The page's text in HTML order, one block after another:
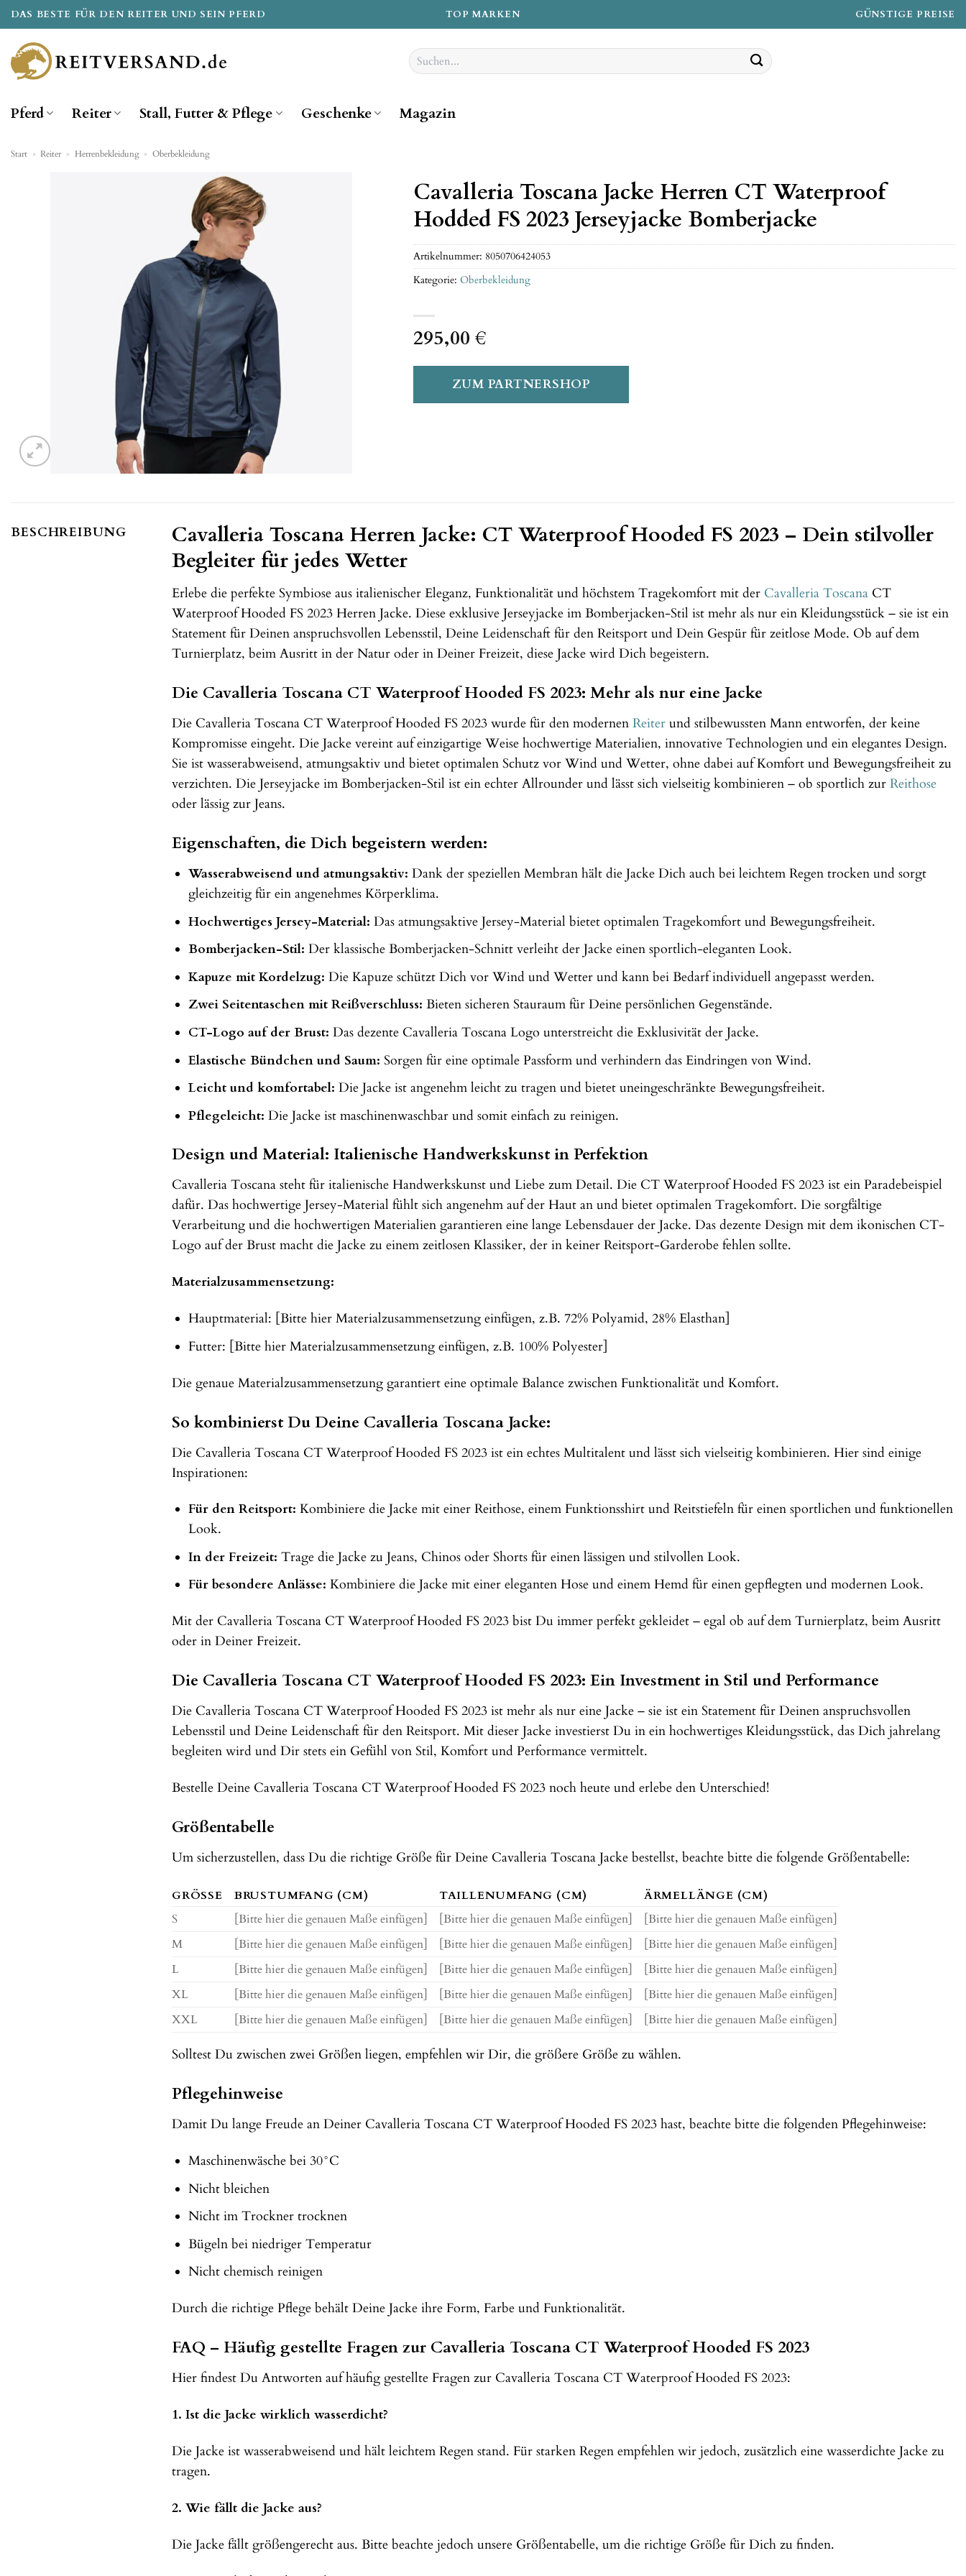
Zum
Inhalt
springen
DAS BESTE FÜR DEN REITER UND SEIN PFERD TOP MARKEN GÜNSTIGE PREISE
Suchen
nach:
Pferd Reiter Stall, Futter & Pflege Geschenke Magazin
Start » Reiter » Herrenbekleidung » Oberbekleidung
Cavalleria Toscana Jacke Herren CT Waterproof
Hodded FS 2023 Jerseyjacke Bomberjacke
295,00 €
ZUM PARTNERSHOP
Artikelnummer: 8050706424053
Kategorie: Oberbekleidung
BESCHREIBUNG
Cavalleria Toscana Herren Jacke: CT Waterproof Hooded FS 2023 – Dein stilvoller
Begleiter für jedes Wetter
Erlebe die perfekte Symbiose aus italienischer Eleganz, Funktionalität und höchstem Tragekomfort mit der Cavalleria Toscana CT
Waterproof Hooded FS 2023 Herren Jacke. Diese exklusive Jerseyjacke im Bomberjacken-Stil ist mehr als nur ein Kleidungsstück – sie ist ein
Statement für Deinen anspruchsvollen Lebensstil, Deine Leidenschaft für den Reitsport und Dein Gespür für zeitlose Mode. Ob auf dem
Turnierplatz, beim Ausritt in der Natur oder in Deiner Freizeit, diese Jacke wird Dich begeistern.
Die Cavalleria Toscana CT Waterproof Hooded FS 2023: Mehr als nur eine Jacke
Die Cavalleria Toscana CT Waterproof Hooded FS 2023 wurde für den modernen Reiter und stilbewussten Mann entworfen, der keine
Kompromisse eingeht. Die Jacke vereint auf einzigartige Weise hochwertige Materialien, innovative Technologien und ein elegantes Design.
Sie ist wasserabweisend, atmungsaktiv und bietet optimalen Schutz vor Wind und Wetter, ohne dabei auf Komfort und Bewegungsfreiheit zu
verzichten. Die Jerseyjacke im Bomberjacken-Stil ist ein echter Allrounder und lässt sich vielseitig kombinieren – ob sportlich zur Reithose
oder lässig zur Jeans.
Eigenschaften, die Dich begeistern werden:
Wasserabweisend und atmungsaktiv: Dank der speziellen Membran hält die Jacke Dich auch bei leichtem Regen trocken und sorgt
gleichzeitig für ein angenehmes Körperklima.
Hochwertiges Jersey-Material: Das atmungsaktive Jersey-Material bietet optimalen Tragekomfort und Bewegungsfreiheit.
Bomberjacken-Stil: Der klassische Bomberjacken-Schnitt verleiht der Jacke einen sportlich-eleganten Look.
Kapuze mit Kordelzug: Die Kapuze schützt Dich vor Wind und Wetter und kann bei Bedarf individuell angepasst werden.
Zwei Seitentaschen mit Reißverschluss: Bieten sicheren Stauraum für Deine persönlichen Gegenstände.
CT-Logo auf der Brust: Das dezente Cavalleria Toscana Logo unterstreicht die Exklusivität der Jacke.
Elastische Bündchen und Saum: Sorgen für eine optimale Passform und verhindern das Eindringen von Wind.
Leicht und komfortabel: Die Jacke ist angenehm leicht zu tragen und bietet uneingeschränkte Bewegungsfreiheit.
Pflegeleicht: Die Jacke ist maschinenwaschbar und somit einfach zu reinigen.
Design und Material: Italienische Handwerkskunst in Perfektion
Cavalleria Toscana steht für italienische Handwerkskunst und Liebe zum Detail. Die CT Waterproof Hooded FS 2023 ist ein Paradebeispiel
dafür. Das hochwertige Jersey-Material fühlt sich angenehm auf der Haut an und bietet optimalen Tragekomfort. Die sorgfältige
Verarbeitung und die hochwertigen Materialien garantieren eine lange Lebensdauer der Jacke. Das dezente Design mit dem ikonischen CT-
Logo auf der Brust macht die Jacke zu einem zeitlosen Klassiker, der in keiner Reitsport-Garderobe fehlen sollte.
Materialzusammensetzung:
Hauptmaterial: [Bitte hier Materialzusammensetzung einfügen, z.B. 72% Polyamid, 28% Elasthan]
Futter: [Bitte hier Materialzusammensetzung einfügen, z.B. 100% Polyester]
Die genaue Materialzusammensetzung garantiert eine optimale Balance zwischen Funktionalität und Komfort.
So kombinierst Du Deine Cavalleria Toscana Jacke:
Die Cavalleria Toscana CT Waterproof Hooded FS 2023 ist ein echtes Multitalent und lässt sich vielseitig kombinieren. Hier sind einige
Inspirationen:
Für den Reitsport: Kombiniere die Jacke mit einer Reithose, einem Funktionsshirt und Reitstiefeln für einen sportlichen und funktionellen
Look.
In der Freizeit: Trage die Jacke zu Jeans, Chinos oder Shorts für einen lässigen und stilvollen Look.
Für besondere Anlässe: Kombiniere die Jacke mit einer eleganten Hose und einem Hemd für einen gepflegten und modernen Look.
Mit der Cavalleria Toscana CT Waterproof Hooded FS 2023 bist Du immer perfekt gekleidet – egal ob auf dem Turnierplatz, beim Ausritt
oder in Deiner Freizeit.
Die Cavalleria Toscana CT Waterproof Hooded FS 2023: Ein Investment in Stil und Performance
Die Cavalleria Toscana CT Waterproof Hooded FS 2023 ist mehr als nur eine Jacke – sie ist ein Statement für Deinen anspruchsvollen
Lebensstil und Deine Leidenschaft für den Reitsport. Mit dieser Jacke investierst Du in ein hochwertiges Kleidungsstück, das Dich jahrelang
begleiten wird und Dir stets ein Gefühl von Stil, Komfort und Performance vermittelt.
Bestelle Deine Cavalleria Toscana CT Waterproof Hooded FS 2023 noch heute und erlebe den Unterschied!
Größentabelle
Um sicherzustellen, dass Du die richtige Größe für Deine Cavalleria Toscana Jacke bestellst, beachte bitte die folgende Größentabelle:
GRÖSSE BRUSTUMFANG (CM) TAILLENUMFANG (CM)
ÄRMELLÄNGE (CM)
S
[Bitte hier die genauen Maße einfügen] [Bitte hier die genauen Maße einfügen]
[Bitte hier die genauen Maße einfügen]
M
[Bitte hier die genauen Maße einfügen] [Bitte hier die genauen Maße einfügen]
[Bitte hier die genauen Maße einfügen]
L
[Bitte hier die genauen Maße einfügen] [Bitte hier die genauen Maße einfügen]
[Bitte hier die genauen Maße einfügen]
XL
[Bitte hier die genauen Maße einfügen] [Bitte hier die genauen Maße einfügen]
[Bitte hier die genauen Maße einfügen]
XXL
[Bitte hier die genauen Maße einfügen] [Bitte hier die genauen Maße einfügen] [Bitte hier die genauen Maße einfügen]
Solltest Du zwischen zwei Größen liegen, empfehlen wir Dir, die größere Größe zu wählen.
Pflegehinweise
Damit Du lange Freude an Deiner Cavalleria Toscana CT Waterproof Hooded FS 2023 hast, beachte bitte die folgenden Pflegehinweise:
Maschinenwäsche bei 30°C
Nicht bleichen
Nicht im Trockner trocknen
Bügeln bei niedriger Temperatur
Nicht chemisch reinigen
Durch die richtige Pflege behält Deine Jacke ihre Form, Farbe und Funktionalität.
FAQ – Häufig gestellte Fragen zur Cavalleria Toscana CT Waterproof Hooded FS 2023
Hier findest Du Antworten auf häufig gestellte Fragen zur Cavalleria Toscana CT Waterproof Hooded FS 2023:
1. Ist die Jacke wirklich wasserdicht?
Die Jacke ist wasserabweisend und hält leichtem Regen stand. Für starken Regen empfehlen wir jedoch, zusätzlich eine wasserdichte Jacke zu
tragen.
2. Wie fällt die Jacke aus?
Die Jacke fällt größengerecht aus. Bitte beachte jedoch unsere Größentabelle, um die richtige Größe für Dich zu finden.